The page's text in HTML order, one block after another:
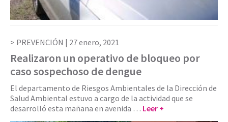
PREVENCIÓN | 27 enero, 2021
Realizaron un operativo de bloqueo por
caso sospechoso de dengue
El departamento de Riesgos Ambientales de la Dirección de
Salud Ambiental estuvo a cargo de la actividad que se
desarrolló esta mañana en avenida … Leer +